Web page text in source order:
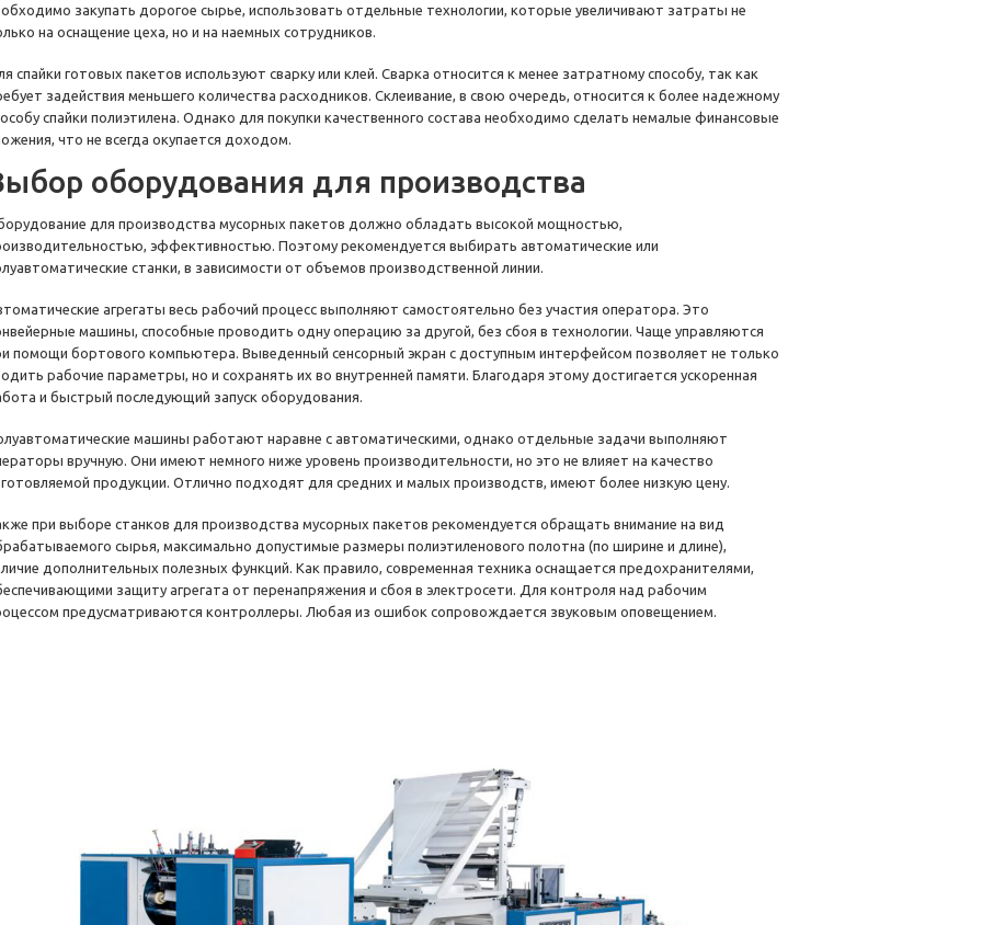
закупать дорогое сырье, использовать отдельные технологии, которые увеличивают затраты не
на оснащение цеха, но и на наемных сотрудников.
спайки готовых пакетов используют сварку или клей. Сварка относится к менее затратному способу, так как
задействия меньшего количества расходников. Склеивание, в свою очередь, относится к более надежному
спайки полиэтилена. Однако для покупки качественного состава необходимо сделать немалые финансовые
что не всегда окупается доходом.
оборудования для производства
для производства мусорных пакетов должно обладать высокой мощностью,
эффективностью. Поэтому рекомендуется выбирать автоматические или
станки, в зависимости от объемов производственной линии.
агрегаты весь рабочий процесс выполняют самостоятельно без участия оператора. Это
машины, способные проводить одну операцию за другой, без сбоя в технологии. Чаще управляются
помощи бортового компьютера. Выведенный сенсорный экран с доступным интерфейсом позволяет не только
рабочие параметры, но и сохранять их во внутренней памяти. Благодаря этому достигается ускоренная
и быстрый последующий запуск оборудования.
машины работают наравне с автоматическими, однако отдельные задачи выполняют
вручную. Они имеют немного ниже уровень производительности, но это не влияет на качество
продукции. Отлично подходят для средних и малых производств, имеют более низкую цену.
при выборе станков для производства мусорных пакетов рекомендуется обращать внимание на вид
сырья, максимально допустимые размеры полиэтиленового полотна (по ширине и длине),
дополнительных полезных функций. Как правило, современная техника оснащается предохранителями,
защиту агрегата от перенапряжения и сбоя в электросети. Для контроля над рабочим
предусматриваются контроллеры. Любая из ошибок сопровождается звуковым оповещением.